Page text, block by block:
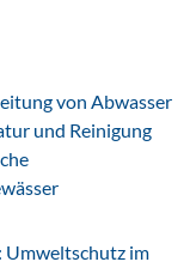
von Abwasser
und Reinigung
im